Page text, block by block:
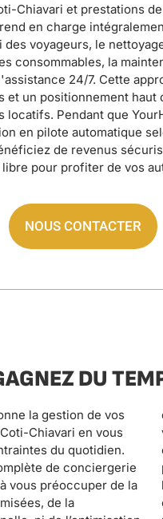
Chiavari et prestations
en charge
voyageurs, le
consommables, la
24/7. Cette
un positionnement haut
locatifs. Pendant que
en pilote automatique
de revenus
pour profiter de vos
NOUS CONTACTER
DU
la gestion de vos
Chiavari en vous
du quotidien.
de conciergerie
vous préoccuper de la
de la
service d’accueil
une expérience
Le nettoyage
et l’entretien du linge,
automatique des
maintenance
qui génèrent
haut de
chronophages à
récupérez un temps
à vos priorités
tout en